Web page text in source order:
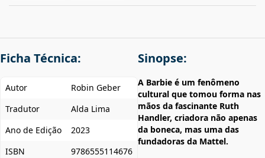
Ficha Técnica:
Autor
Robin Geber
Tradutor
Alda Lima
Ano de Edição
2023
ISBN
9786555114676
Sinopse:
A Barbie é um fenômeno
cultural que tomou forma nas
mãos da fascinante Ruth
Handler, criadora não apenas
da boneca, mas uma das
fundadoras da Mattel.